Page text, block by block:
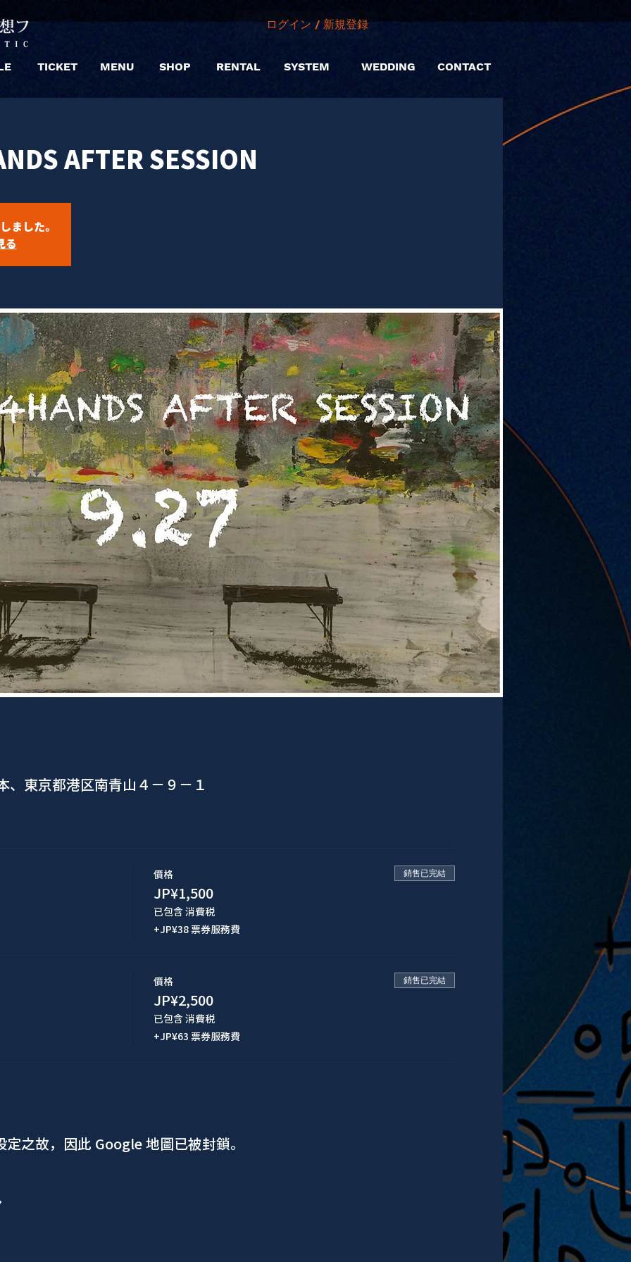
TICKET MENU SHOP
ログイン / 新規登録
RENTAL SYSTEM WEDDING CONTACT
AFTER SESSION
ました。
る
、東京都港区南青山４−９−１
價格
JP¥1,500
已包含 消費税
+JP¥38 票券服務費
銷售已完結
價格
JP¥2,500
已包含 消費税
+JP¥63 票券服務費
銷售已完結
之故，因此 Google 地圖已被封鎖。